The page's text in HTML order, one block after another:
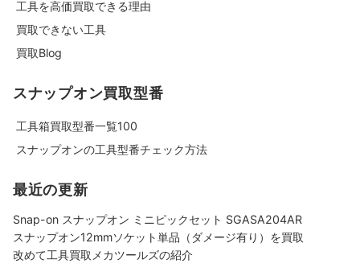
工具を高価買取できる理由
買取できない工具
買取Blog
スナップオン買取型番
工具箱買取型番一覧100
スナップオンの工具型番チェック方法
最近の更新
Snap-on スナップオン ミニピックセット SGASA204AR
スナップオン12mmソケット単品（ダメージ有り）を買取
改めて工具買取メカツールズの紹介